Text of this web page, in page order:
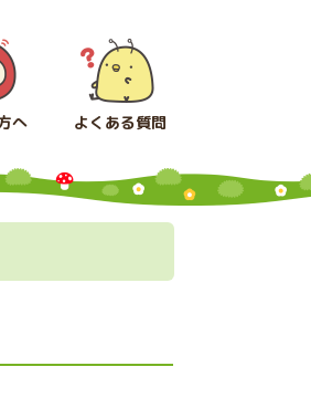
へ よくある質問